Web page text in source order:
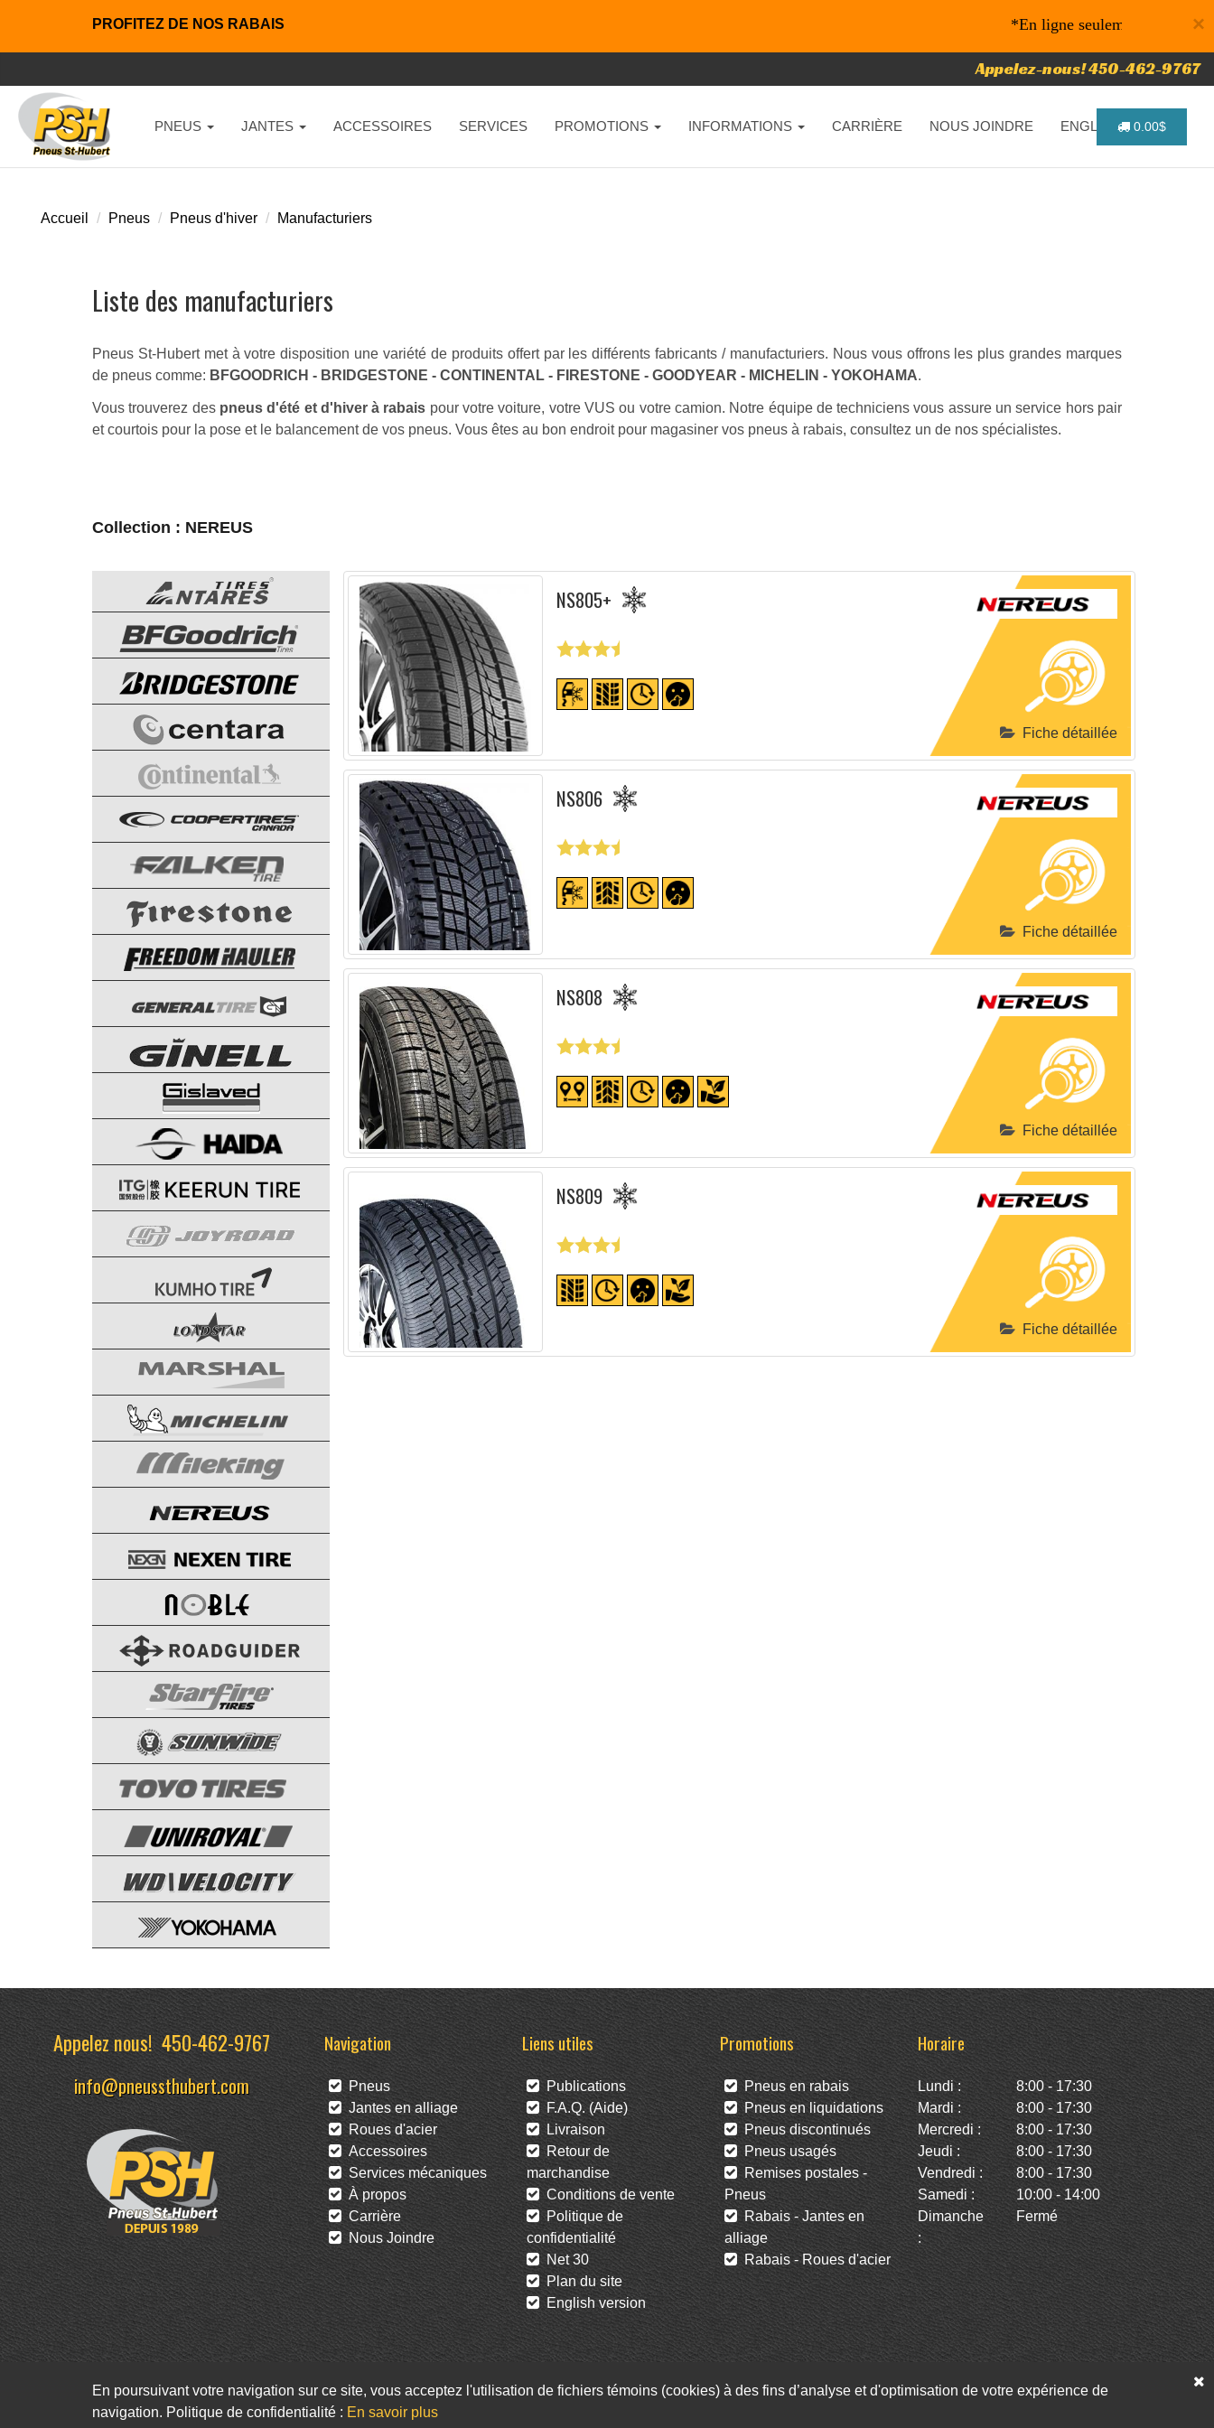
×
PROFITEZ DE NOS RABAIS *En ligne seulement* 10% de
Appelez-nous! 450-462-9767
PNEUS JANTES ACCESSOIRES SERVICES PROMOTIONS INFORMATIONS CARRIÈRE NOUS JOINDRE ENGLISH 0.00$
Accueil Pneus Pneus d'hiver Manufacturiers
Liste des manufacturiers
Pneus St-Hubert met à votre disposition une variété de produits offert par les différents fabricants / manufacturiers. Nous vous offrons les plus grandes marques
de pneus comme: BFGOODRICH - BRIDGESTONE - CONTINENTAL - FIRESTONE - GOODYEAR - MICHELIN - YOKOHAMA.
Vous trouverez des pneus d'été et d'hiver à rabais pour votre voiture, votre VUS ou votre camion. Notre équipe de techniciens vous assure un service hors pair
et courtois pour la pose et le balancement de vos pneus. Vous êtes au bon endroit pour magasiner vos pneus à rabais, consultez un de nos spécialistes.
Collection : NEREUS
NS805+
Fiche détaillée
NS806
Fiche détaillée
NS808
Fiche détaillée
NS809
Fiche détaillée
Appelez nous!450-462-9767
info@pneussthubert.com
Navigation
Pneus
Jantes en alliage
Roues d'acier
Accessoires
Services mécaniques
À propos
Carrière
Nous Joindre
Liens utiles
Publications
F.A.Q. (Aide)
Livraison
Retour de
marchandise
Conditions de vente
Politique de
confidentialité
Net 30
Plan du site
English version
Promotions
Pneus en rabais
Pneus en liquidations
Pneus discontinués
Pneus usagés
Remises postales -
Pneus
Rabais - Jantes en
alliage
Rabais - Roues d'acier
Horaire
Lundi :
8:00 - 17:30
Mardi :
8:00 - 17:30
Mercredi :
8:00 - 17:30
Jeudi :
8:00 - 17:30
Vendredi :
8:00 - 17:30
Samedi :
10:00 - 14:00
Dimanche
:
Fermé
Facebook Twitter Infolettre
En poursuivant votre navigation sur ce site, vous acceptez l'utilisation de fichiers témoins (cookies) à des fins d’analyse et d'optimisation de votre expérience de
navigation. Politique de confidentialité : En savoir plus